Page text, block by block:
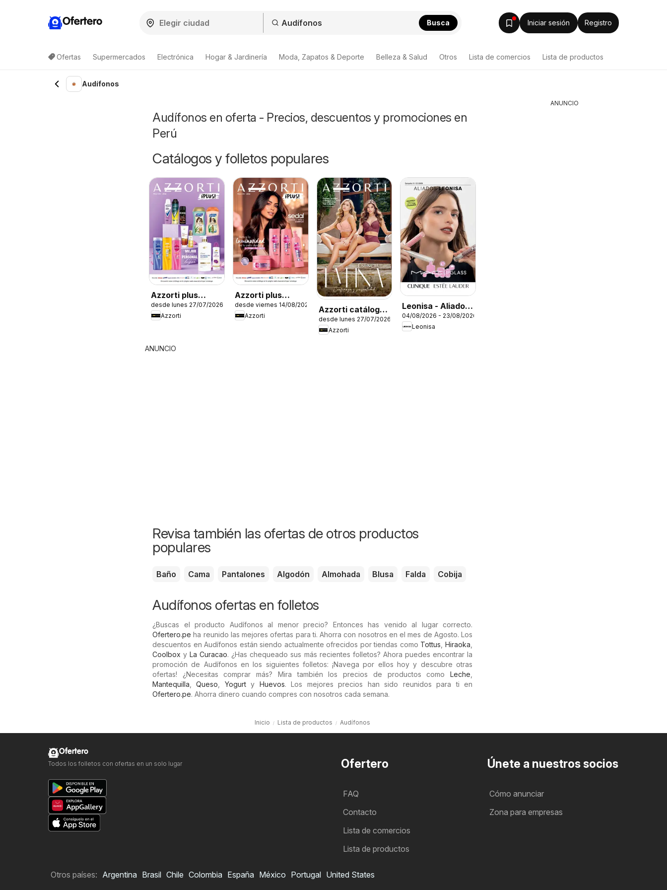
Ofertero Busca Iniciar sesión Registro
Ofertas Supermercados Electrónica Hogar & Jardinería Moda, Zapatos & Deporte Belleza & Salud Otros Lista de comercios Lista de productos
Audífonos
Audífonos en oferta - Precios, descuentos y promociones en
Perú
Catálogos y folletos populares
Azzorti plus
catálogo -
Campaña 12
desde lunes 27/07/2026
Azzorti
Azzorti plus
catálogo -
Campaña 13
desde viernes 14/08/2026
Azzorti
Azzorti catálogo -
Campaña 12
desde lunes 27/07/2026
Azzorti
Leonisa - Aliados
Leonisa II
04/08/2026 - 23/08/2026
Leonisa
ANUNCIO
Revisa también las ofertas de otros productos
populares
Baño Cama Pantalones Algodón Almohada Blusa Falda Cobija
Audífonos ofertas en folletos
¿Buscas el producto Audífonos al menor precio? Entonces has venido al lugar correcto.
Ofertero.pe ha reunido las mejores ofertas para ti. Ahorra con nosotros en el mes de Agosto. Los
descuentos en Audífonos están siendo actualmente ofrecidos por tiendas como Tottus ,Hiraoka
Coolbox yLa Curacao. ¿Has chequeado sus más recientes folletos? Ahora puedes encontrar la
promoción de Audífonos en los siguientes folletos: ¡Navega por ellos hoy y descubre otras
ofertas! ¿Necesitas comprar más? Mira también los precios de productos como Leche
Mantequilla ,Queso Yogurty Huevos. Los mejores precios han sido reunidos para ti en
Ofertero.pe. Ahorra dinero cuando compres con nosotros cada semana.
Inicio Lista de productos Audífonos
ANUNCIO
Ofertero
FAQ
Contacto
Lista de comercios
Lista de productos
Únete a nuestros socios
Cómo anunciar
Zona para empresas
Ofertero
Todos los folletos con ofertas en un solo lugar
Otros países: Argentina Brasil Chile Colombia España México Portugal United States